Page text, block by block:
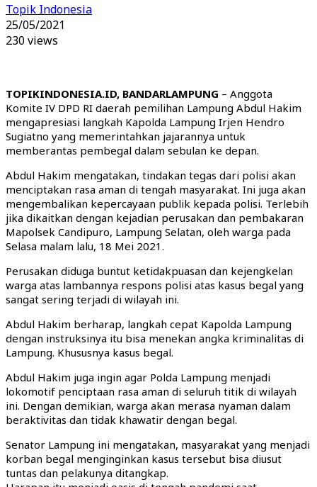
Topik Indonesia
25/05/2021
230 views
TOPIKINDONESIA.ID, BANDARLAMPUNG – Anggota
Komite IV DPD RI daerah pemilihan Lampung Abdul Hakim
mengapresiasi langkah Kapolda Lampung Irjen Hendro
Sugiatno yang memerintahkan jajarannya untuk
memberantas pembegal dalam sebulan ke depan.
Abdul Hakim mengatakan, tindakan tegas dari polisi akan
menciptakan rasa aman di tengah masyarakat. Ini juga akan
mengembalikan kepercayaan publik kepada polisi. Terlebih
jika dikaitkan dengan kejadian perusakan dan pembakaran
Mapolsek Candipuro, Lampung Selatan, oleh warga pada
Selasa malam lalu, 18 Mei 2021.
Perusakan diduga buntut ketidakpuasan dan kejengkelan
warga atas lambannya respons polisi atas kasus begal yang
sangat sering terjadi di wilayah ini.
Abdul Hakim berharap, langkah cepat Kapolda Lampung
dengan instruksinya itu bisa menekan angka kriminalitas di
Lampung. Khususnya kasus begal.
Abdul Hakim juga ingin agar Polda Lampung menjadi
lokomotif penciptaan rasa aman di seluruh titik di wilayah
ini. Dengan demikian, warga akan merasa nyaman dalam
beraktivitas dan tidak khawatir dengan begal.
Senator Lampung ini mengatakan, masyarakat yang menjadi
korban begal menginginkan kasus tersebut bisa diusut
tuntas dan pelakunya ditangkap.